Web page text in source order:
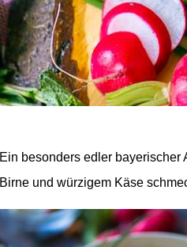
Ein besonders edler bayerischer
Birne und würzigem Käse